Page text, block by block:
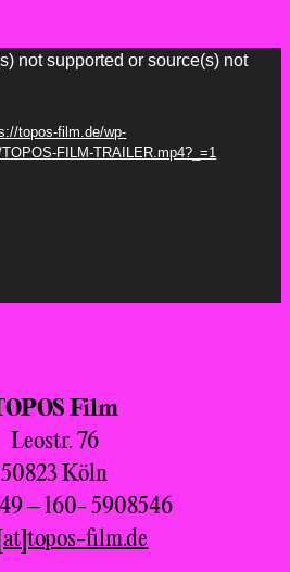
not supported or source(s) not
topos-film.de/wp-
FILM-TRAILER.mp4?_=1
Film
Leostr. 76
50823 Köln
– 160- 5908546
film.de